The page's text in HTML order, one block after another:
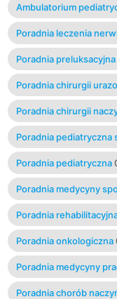
Ambulatorium
Poradnia leczenia
Poradnia preluksacyjna
Poradnia chirurgii
Poradnia chirurgii
Poradnia pediatryczna
ryzyka0.0
Poradnia pediatryczna
Poradnia medycyny
Poradnia
Poradnia onkologiczna
Poradnia medycyny
Poradnia chorób